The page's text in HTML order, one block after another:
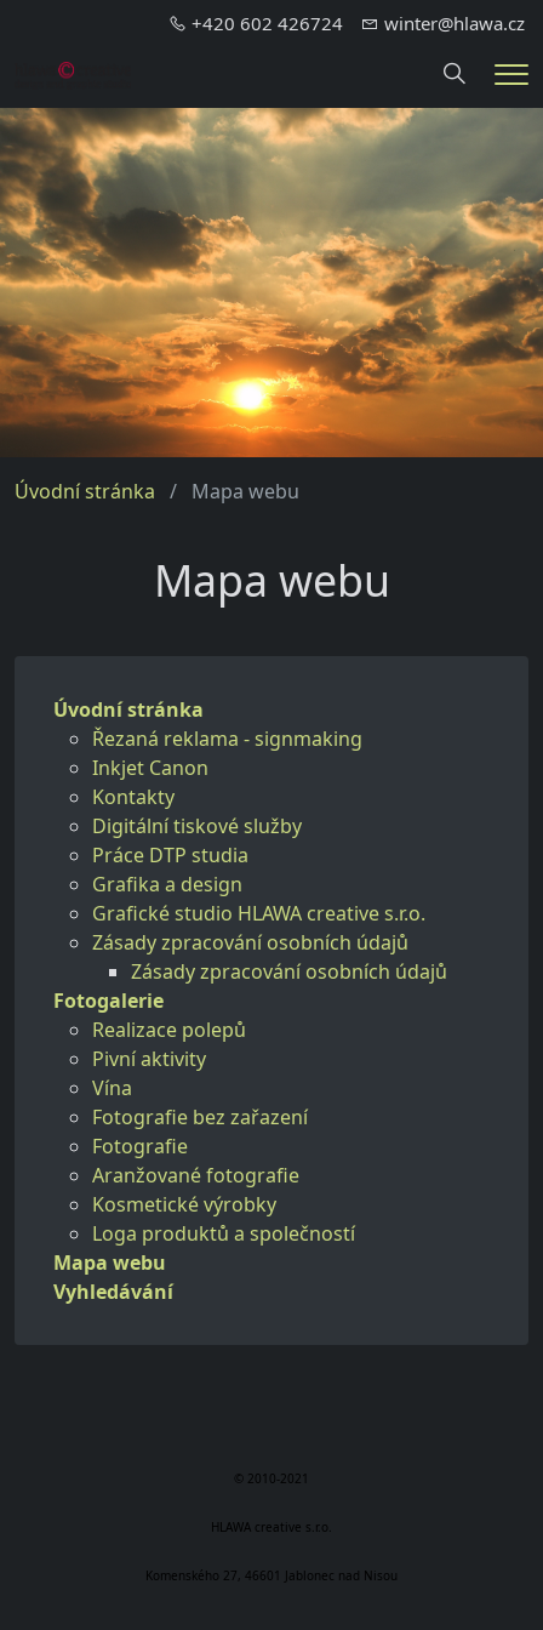
+420 602 426724 winter@hlawa.cz
Hledání
Úvodní stránka Mapa webu
Mapa webu
Úvodní stránka
Řezaná reklama - signmaking
Inkjet Canon
Kontakty
Digitální tiskové služby
Práce DTP studia
Grafika a design
Grafické studio HLAWA creative s.r.o.
Zásady zpracování osobních údajů
Zásady zpracování osobních údajů
Fotogalerie
Realizace polepů
Pivní aktivity
Vína
Fotografie bez zařazení
Fotografie
Aranžované fotografie
Kosmetické výrobky
Loga produktů a společností
Mapa webu
Vyhledávání
© 2010-2021
HLAWA creative s.r.o.
Komenského 27, 46601 Jablonec nad Nisou